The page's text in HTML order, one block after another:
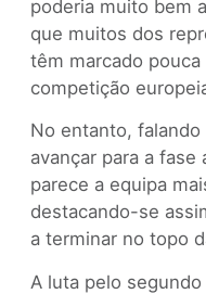
poderia muito bem
que muitos dos
têm marcado
competição
No entanto,
avançar para a fase
parece a equipa
destacando-se
a terminar no topo
A luta pelo